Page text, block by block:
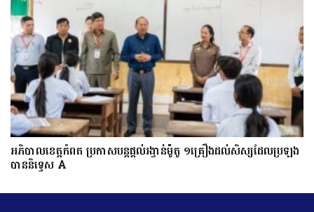
អភិបាលខេត្តកំពត ប្រកាសបន្តផ្តល់រង្វាន់ម៉ូតូ ១គ្រឿងដល់សិស្សដែលប្រឡង
បាននិទ្ទេស A